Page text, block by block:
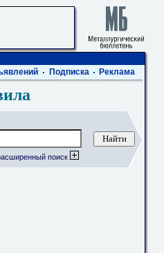
Подписка Реклама
поиск